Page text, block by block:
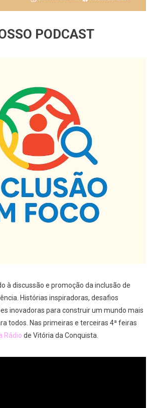
PODCAST
à discussão e promoção da inclusão de
Histórias inspiradoras, desafios
inovadoras para construir um mundo mais
todos. Nas primeiras e terceiras 4ª feiras
Rádio de Vitória da Conquista.